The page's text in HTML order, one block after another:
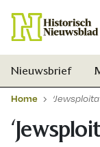
Nieuwsbrief
Home